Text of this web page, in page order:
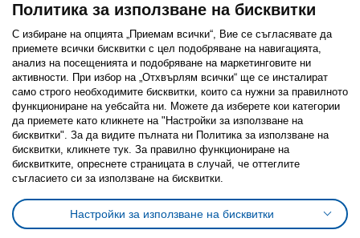
Последвайте ни:
FacebookTwitterYoutubePinterestInstagram
Политика за използване на бисквитки (Cookies)
Избор на настройки за използване на бисквитки
Условия за ползване на ikea.bgОбща политика за личните данни
Политика за защита на личните данни на ikea.bg
Политика за използване на бисквитки
С избиране на опцията „Приемам всички“, Вие се съгласявате да
приемете всички бисквитки с цел подобряване на навигацията,
анализ на посещенията и подобряване на маркетинговите ни
активности. При избор на „Отхвърлям всички“ ще се инсталират
само строго необходимитe бисквитки, които са нужни за правилното
функциониране на уебсайта ни. Можете да изберете кои категории
да приемете като кликнете на "Настройки за използване на
бисквитки". За да видите пълната ни Политика за използване на
бисквитки, кликнете тук. За правилно функциониране на
бисквитките, опреснете страницата в случай, че оттеглите
съгласието си за използване на бисквитки.
Настройки за използване на бисквитки